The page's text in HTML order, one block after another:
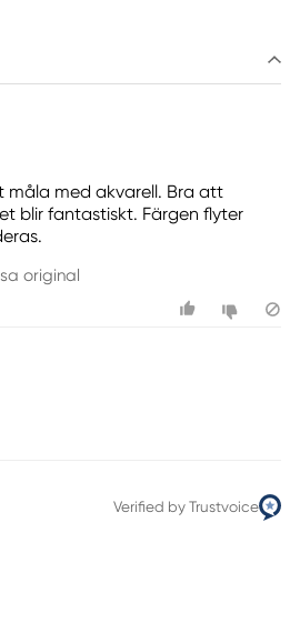
med akvarell. Bra att
blir fantastiskt. Färgen flyter
original
Verified by Trustvoice